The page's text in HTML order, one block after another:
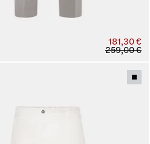
181,30 €
259,00 €